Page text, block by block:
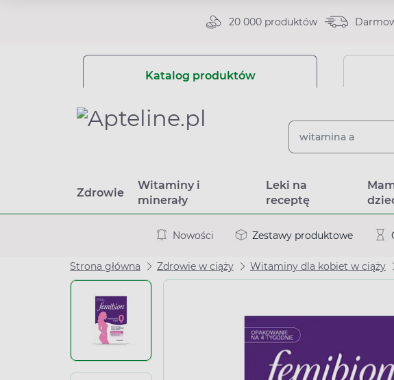
20 000 produktów
Katalog produktów
Zdrowie
Witaminy i
minerały
Leki na
receptę
Nowości Zestawy produktowe
Strona główna Zdrowie w ciąży Witaminy dla kobiet w ciąży